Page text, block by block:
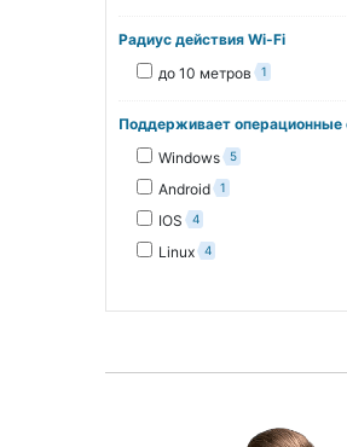
Радиус действия Wi-Fi
до 10 метров
1
Поддерживает операционные
Windows
5
Android 1
IOS 4
Linux 4